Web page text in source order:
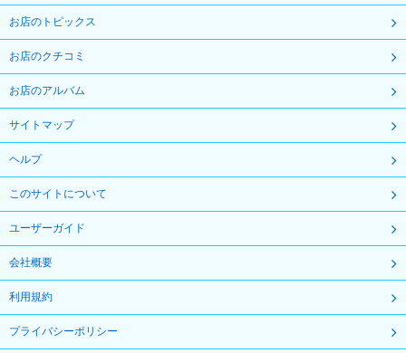
お店のトピックス
お店のクチコミ
お店のアルバム
サイトマップ
ヘルプ
このサイトについて
ユーザーガイド
会社概要
利用規約
プライバシーポリシー